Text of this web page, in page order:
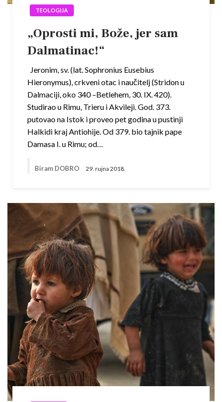
TEOLOGIJA
„Oprosti mi, Bože, jer sam
Dalmatinac!“
Jeronim, sv. (lat. Sophronius Eusebius
Hieronymus), crkveni otac i naučitelj (Stridon u
Dalmaciji, oko 340 –Betlehem, 30. IX. 420).
Studirao u Rimu, Trieru i Akvileji. God. 373.
putovao na Istok i proveo pet godina u pustinji
Halkidi kraj Antiohije. Od 379. bio tajnik pape
Damasa I. u Rimu; od…
Biram DOBRO 29. rujna 2018.